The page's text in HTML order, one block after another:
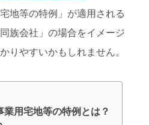
地等の特例」が適用される
族会社」の場合をイメージ
りやすいかもしれません。
用宅地等の特例とは？